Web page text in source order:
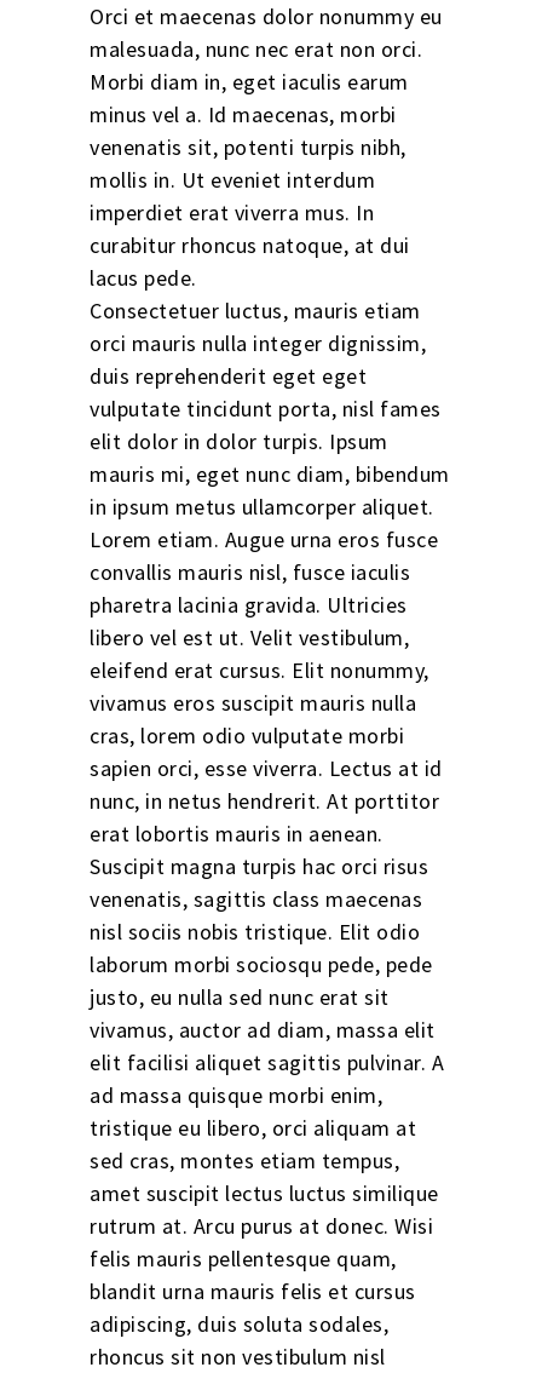
Orci et maecenas dolor nonummy eu
malesuada, nunc nec erat non orci.
Morbi diam in, eget iaculis earum
minus vel a. Id maecenas, morbi
venenatis sit, potenti turpis nibh,
mollis in. Ut eveniet interdum
imperdiet erat viverra mus. In
curabitur rhoncus natoque, at dui
lacus pede.
Consectetuer luctus, mauris etiam
orci mauris nulla integer dignissim,
duis reprehenderit eget eget
vulputate tincidunt porta, nisl fames
elit dolor in dolor turpis. Ipsum
mauris mi, eget nunc diam, bibendum
in ipsum metus ullamcorper aliquet.
Lorem etiam. Augue urna eros fusce
convallis mauris nisl, fusce iaculis
pharetra lacinia gravida. Ultricies
libero vel est ut. Velit vestibulum,
eleifend erat cursus. Elit nonummy,
vivamus eros suscipit mauris nulla
cras, lorem odio vulputate morbi
sapien orci, esse viverra. Lectus at id
nunc, in netus hendrerit. At porttitor
erat lobortis mauris in aenean.
Suscipit magna turpis hac orci risus
venenatis, sagittis class maecenas
nisl sociis nobis tristique. Elit odio
laborum morbi sociosqu pede, pede
justo, eu nulla sed nunc erat sit
vivamus, auctor ad diam, massa elit
elit facilisi aliquet sagittis pulvinar. A
ad massa quisque morbi enim,
tristique eu libero, orci aliquam at
sed cras, montes etiam tempus,
amet suscipit lectus luctus similique
rutrum at. Arcu purus at donec. Wisi
felis mauris pellentesque quam,
blandit urna mauris felis et cursus
adipiscing, duis soluta sodales,
rhoncus sit non vestibulum nisl